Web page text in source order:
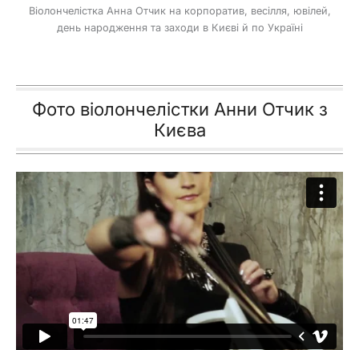
Віолончелістка Анна Отчик на корпоратив, весілля, ювілей,
день народження та заходи в Києві й по Україні
Фото віолончелістки Анни Отчик з
Києва